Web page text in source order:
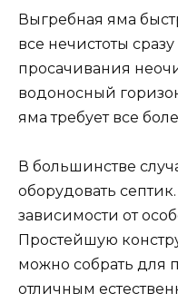
Выгребная яма
все нечистоты
просачивания
водоносный
яма требует все
В большинстве
оборудовать
зависимости от
Простейшую
можно собрать для
отличным